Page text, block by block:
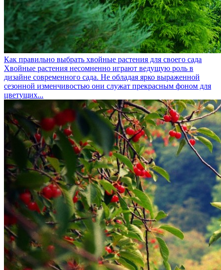
Как правильно выбрать хвойные растения для своего сада
Хвойные растения несомненно играют ведущую роль в
дизайне современного сада. Не обладая ярко выраженной
сезонной изменчивостью они служат прекрасным фоном для
цветущих...